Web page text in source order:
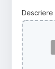
Descriere